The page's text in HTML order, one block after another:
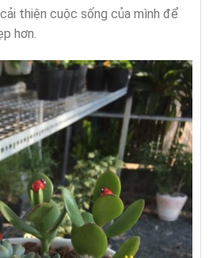
thiện cuộc sống của mình để
hơn.